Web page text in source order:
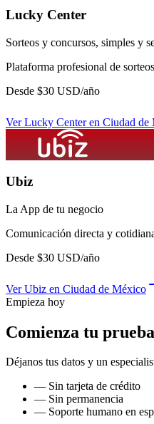
Lucky Center
Sorteos y concursos, simples y
Plataforma profesional de
Desde $30 USD/año
VerLucky Centeren Ciudad de
Ubiz
La App de tu negocio
Comunicación directa y
Desde $30 USD/año
VerUbiz en Ciudad de México
Empieza hoy
Comienza tu
Déjanos tus datos y un
— Sin tarjeta de crédito
— Sin permanencia
— Soporte humano en